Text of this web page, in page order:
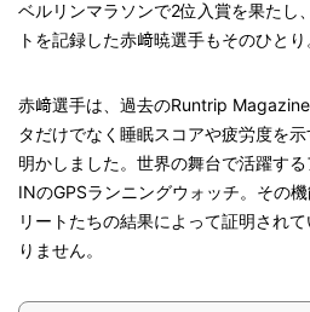
ベルリンマラソンで2位入賞を果たし
トを記録した赤﨑暁選手もそのひとり
赤﨑選手は、過去のRuntrip
タだけでなく睡眠スコアや疲労度を
明かしました。世界の舞台で活躍す
INのGPSランニングウォッチ。その
リートたちの結果によって証明され
りません。